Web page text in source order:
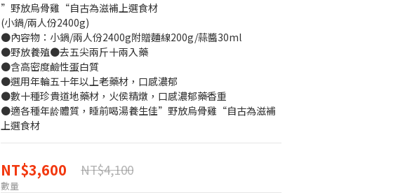
”野放烏骨雞“自古為滋補上選食材
(小鍋/兩人份2400g)
●內容物：小鍋/兩人份2400g附贈麵線200g/蒜醬30ml
●野放養殖●去五尖兩斤十兩入藥
●含高密度鹼性蛋白質
●選用年輪五十年以上老藥材，口感濃郁
●數十種珍貴道地藥材，火侯精燉，口感濃郁藥香重
●適各種年龄體質，睡前喝湯養生佳”野放烏骨雞“自古為滋補
上選食材
NT$3,600 NT$4,100
數量